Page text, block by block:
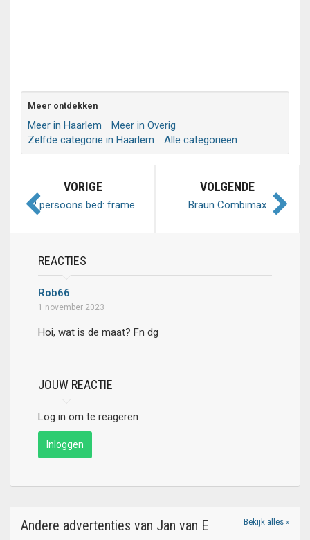
Meer ontdekken
Meer in Haarlem
Meer in Overig
Zelfde categorie in Haarlem
Alle categorieën
VORIGE
2 persoons bed: frame
VOLGENDE
Braun Combimax
REACTIES
Rob66
1 november 2023
Hoi, wat is de maat? Fn dg
JOUW REACTIE
Log in om te reageren
Inloggen
Andere advertenties van Jan van E Bekijk alles »